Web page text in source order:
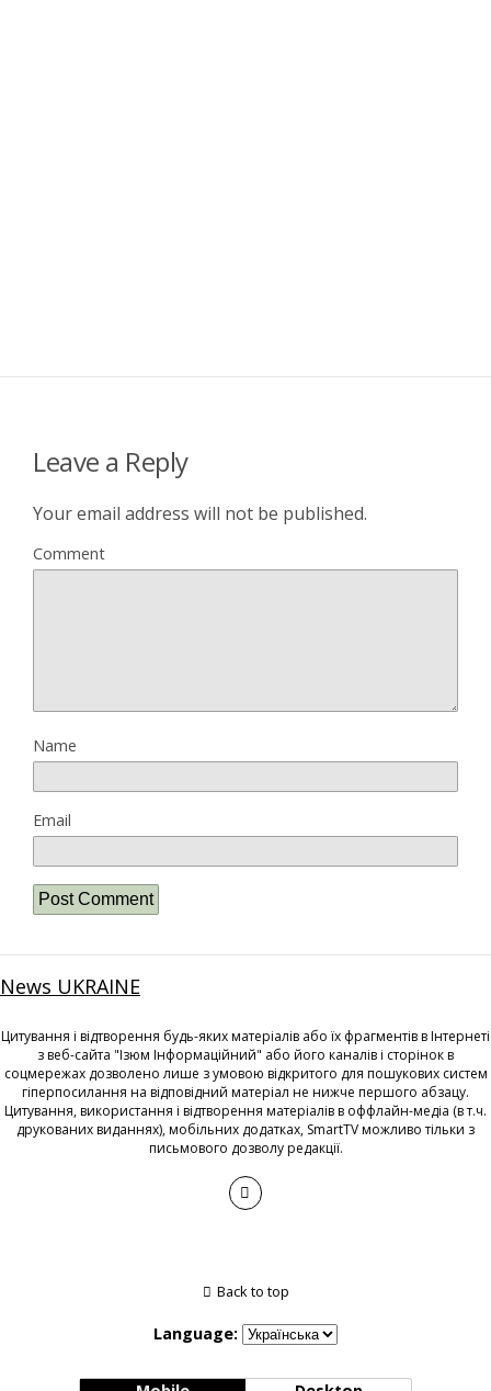
Leave a Reply
Your email address will not be published.
Comment
Name
Email
News UKRAINE
Цитування і відтворення будь-яких матеріалів або їх фрагментів в Інтернеті
з веб-сайта "Ізюм Інформаційний" або його каналів і сторінок в
соцмережах дозволено лише з умовою відкритого для пошукових систем
гіперпосилання на відповідний матеріал не нижче першого абзацу.
Цитування, використання і відтворення матеріалів в оффлайн-медіа (в т.ч.
друкованих виданнях), мобільних додатках, SmartTV можливо тільки з
письмового дозволу редакції.
Back to top
Language: